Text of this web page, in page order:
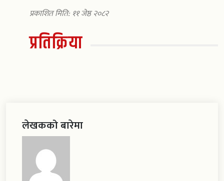
प्रकाशित मिति: ११ जेष्ठ २०८२
प्रतिक्रिया
लेखकको बारेमा